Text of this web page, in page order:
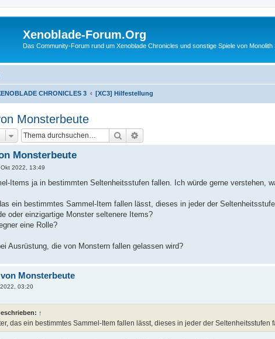
Xenoblade-Forum.Org
Das Community-Forum rund um Xenoblade Chronicles und sonstige Spiele von Monolith
CHRONICLES 3 [XC3] Hilfestellung
Monsterbeute
Suche
Monsterbeute
2022, 13:49
Items ja in bestimmten Seltenheitsstufen fallen. Ich würde gerne verstehen,
ein bestimmtes Sammel-Item fallen lässt, dieses in jeder der
oder einzigartige Monster seltenere Items?
eine Rolle?
Ausrüstung, die von Monstern fallen gelassen wird?
Monsterbeute
03:20
↑
das ein bestimmtes Sammel-Item fallen lässt, dieses in jeder der Seltenheitsstufen